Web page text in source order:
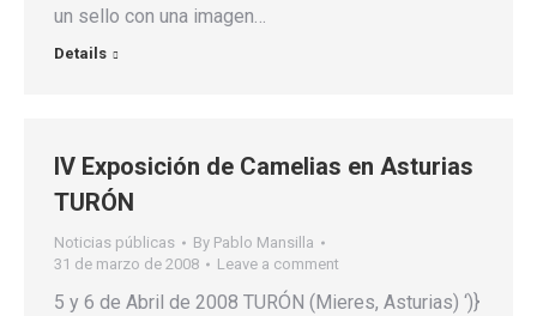
un sello con una imagen…
Details
IV Exposición de Camelias en Asturias
TURÓN
Noticias públicas By Pablo Mansilla
31 de marzo de 2008
Leave a comment
5 y 6 de Abril de 2008 TURÓN (Mieres, Asturias) ‘)}